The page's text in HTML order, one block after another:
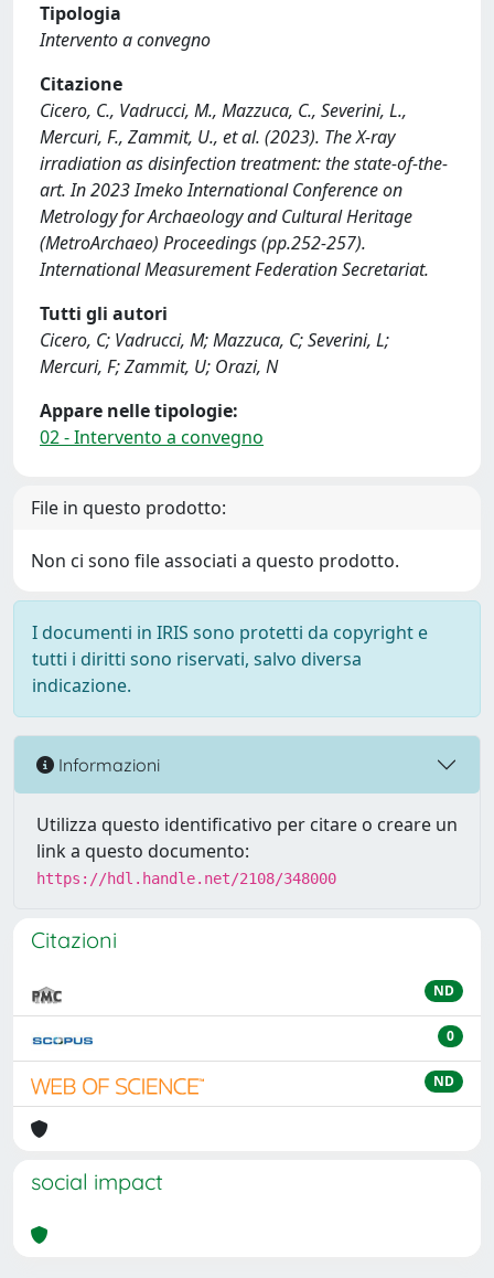
Tipologia
Intervento a convegno
Citazione
Cicero, C., Vadrucci, M., Mazzuca, C., Severini, L.,
Mercuri, F., Zammit, U., et al. (2023). The X-ray
irradiation as disinfection treatment: the state-of-the-
art. In 2023 Imeko International Conference on
Metrology for Archaeology and Cultural Heritage
(MetroArchaeo) Proceedings (pp.252-257).
International Measurement Federation Secretariat.
Tutti gli autori
Cicero, C; Vadrucci, M; Mazzuca, C; Severini, L;
Mercuri, F; Zammit, U; Orazi, N
Appare nelle tipologie:
02 - Intervento a convegno
File in questo prodotto:
Non ci sono file associati a questo prodotto.
I documenti in IRIS sono protetti da copyright e
tutti i diritti sono riservati, salvo diversa
indicazione.
Informazioni
Utilizza questo identificativo per citare o creare un
link a questo documento:
https://hdl.handle.net/2108/348000
Citazioni
ND
0
ND
social impact